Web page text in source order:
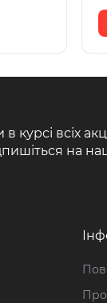
курсі всіх
на